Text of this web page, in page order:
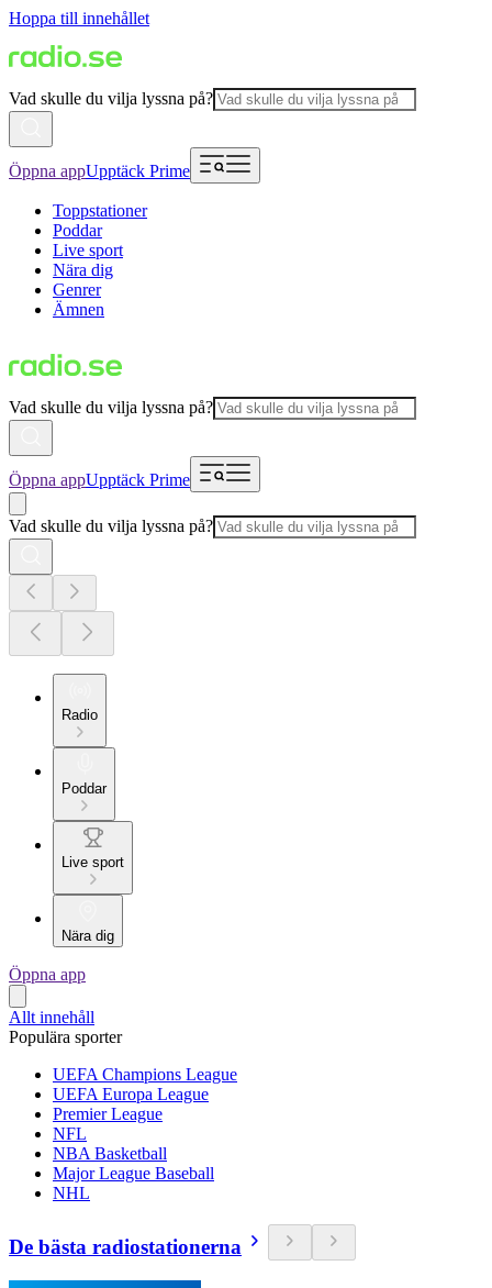
Hoppa till innehållet
Vad skulle du vilja lyssna på?
Öppna appUpptäck Prime
Toppstationer
Poddar
Live sport
Nära dig
Genrer
Ämnen
Vad skulle du vilja lyssna på?
Öppna appUpptäck Prime
Vad skulle du vilja lyssna på?
Radio
Poddar
Live sport
Nära dig
Öppna app
Allt innehåll
Populära sporter
UEFA Champions League
UEFA Europa League
Premier League
NFL
NBA Basketball
Major League Baseball
NHL
De bästa radiostationerna